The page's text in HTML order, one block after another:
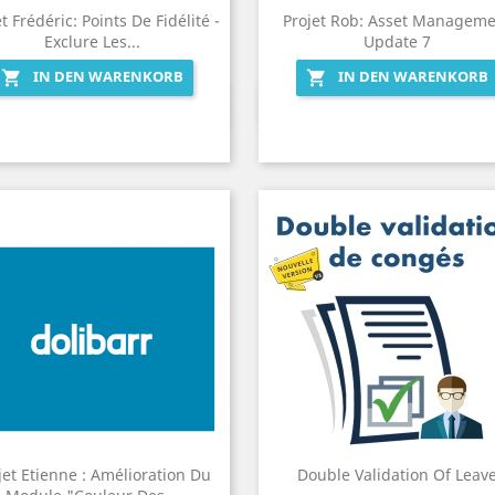
Frédéric: Points De Fidélité -
Exclure Les...

IN DEN WARENKORB
Projet Rob: Asset
Update 7

IN DEN WARENKORB
Etienne : Amélioration Du
Double Validation Of